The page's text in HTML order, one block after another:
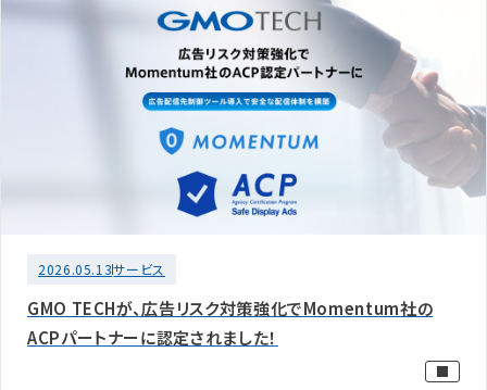
2026.05.13サービス
GMO TECHが、広告リスク対策強化でMomentum社の
ACPパートナーに認定されました！